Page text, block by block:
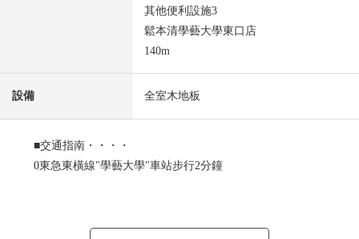
其他便利設施3
鬆本清學藝大學東口店
140m
設備 全室木地板
■交通指南・・・・
0東急東橫線"學藝大學"車站步行2分鐘
05樓部分，2LDK的房間